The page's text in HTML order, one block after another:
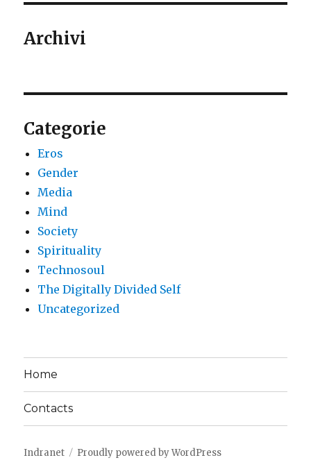
Archivi
Categorie
Eros
Gender
Media
Mind
Society
Spirituality
Technosoul
The Digitally Divided Self
Uncategorized
Home
Contacts
Indranet Proudly powered by WordPress